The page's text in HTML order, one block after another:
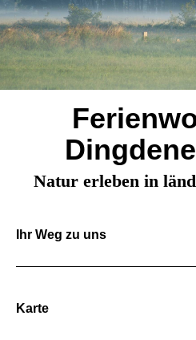
Natur erleben in
Ihr Weg zu uns
Karte